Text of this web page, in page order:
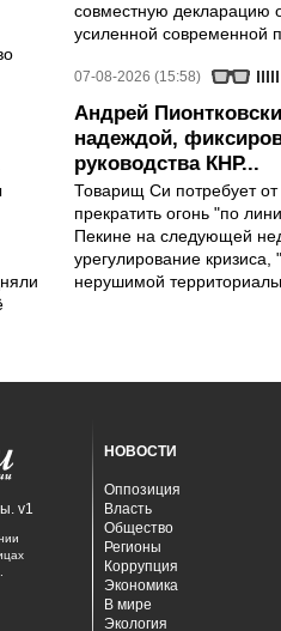
совместную декларацию
усиленной современной
07-08-2026 (15:58)
Андрей
надеждой,
руководства КНР...
Товарищ Си потребует
прекратить огонь "по
Пекине на следующей
урегулирование
нерушимой
v1
НОВОСТИ
Оппозиция
Власть
Общество
Регионы
Коррупция
Экономика
В мире
Экология